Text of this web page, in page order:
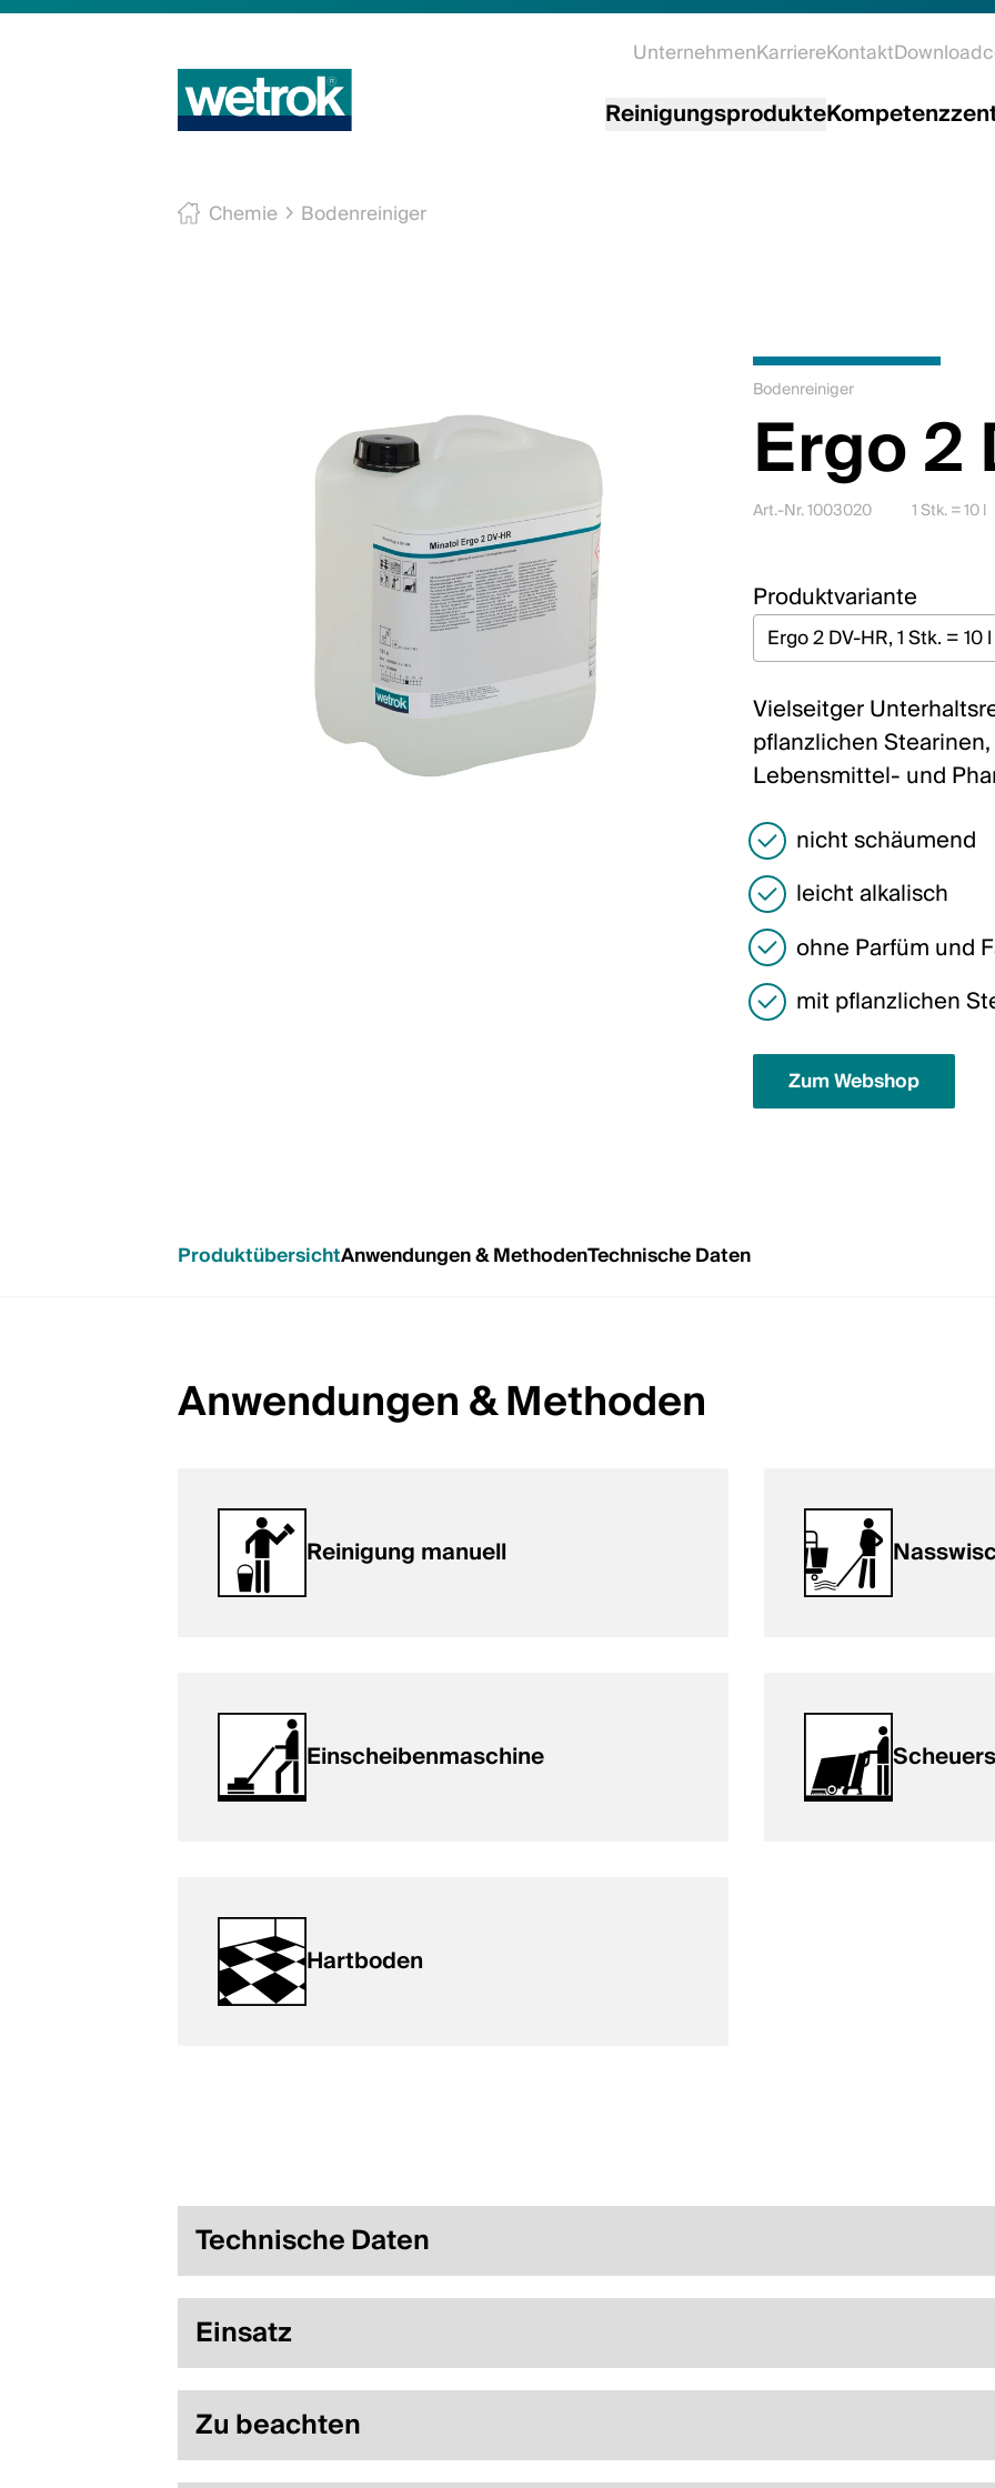
UnternehmenKarriereKontakt
Reinigungsprodukte
Chemie Bodenreiniger
Bodenreiniger
Ergo 2
Art.-Nr. 1003020 1 Stk. = 10 l
Produktvariante
Vielseitger
pflanzlichen
Lebensmittel- und
nicht schäumend
leicht alkalisch
ohne Parfüm und
mit pflanzlichen
Zum Webshop
ProduktübersichtAnwendungen & MethodenTechnische Daten
Anwendungen & Methoden
Reinigung manuell
Einscheibenmaschine
Hartboden
Technische Daten
Einsatz
Zu beachten